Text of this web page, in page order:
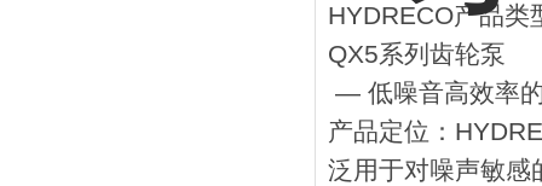
HYDRECO产品类
QX5系列齿轮泵
— 低噪音高效率
产品定位‌：
泛用于对噪声敏感